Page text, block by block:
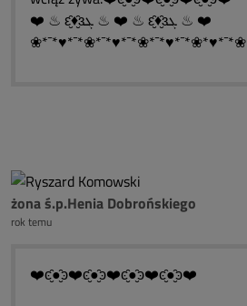
❤️ ♨ ԑ̮̑♦̮̑ɜܓ ♨ ❤️ ♨ ԑ̮̑♦̮̑ɜܓ ♨ ❤️
❀*¯*♥*¯*❀*¯*♥*¯*❀*¯*♥*¯*❀*♥*¯*❀
żona ś.p.Henia Dobrońskiego
rok temu
❤️ͼ̮̑●̮̑ͽ❤️ͼ̮̑●̮̑ͽ❤️ͼ̮̑●̮̑ͽ❤️ͼ̮̑●̮̑ͽ❤️